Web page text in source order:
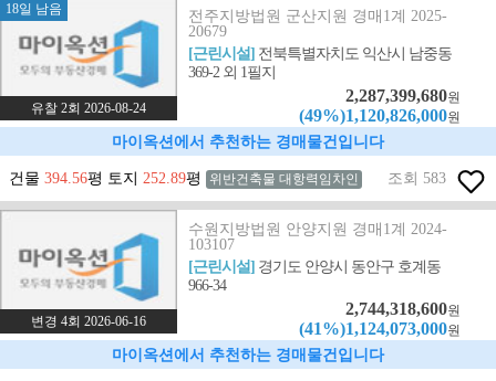
18일 남음
유찰 2회 2026-08-24
전주지방법원 군산지원 경매1계 2025-
20679
[근린시설] 전북특별자치도 익산시 남중동
369-2 외 1필지
2,287,399,680원
(49%)1,120,826,000원
마이옥션에서 추천하는 경매물건입니다
건물 394.56평 토지 252.89평 위반건축물 대항력임차인 조회 583
변경 4회 2026-06-16
수원지방법원 안양지원 경매1계 2024-
103107
[근린시설] 경기도 안양시 동안구 호계동
966-34
2,744,318,600원
(41%)1,124,073,000원
마이옥션에서 추천하는 경매물건입니다